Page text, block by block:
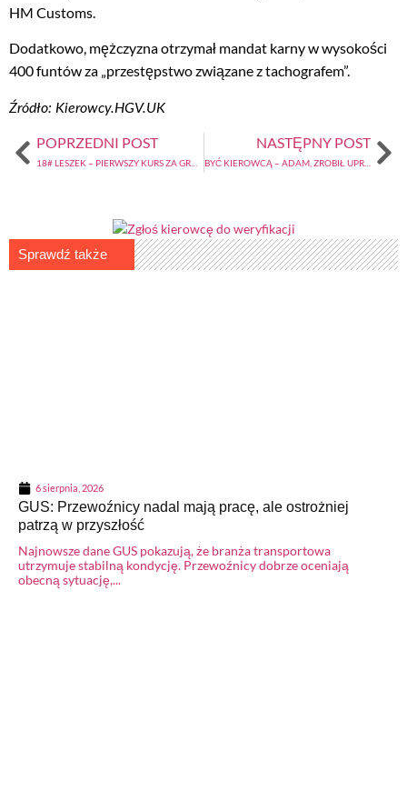
HM Customs.
Dodatkowo, mężczyzna otrzymał mandat karny w wysokości
400 funtów za „przestępstwo związane z tachografem”.
Źródło: Kierowcy.HGV.UK
POPRZEDNI POST NASTĘPNY POST
BYĆ KIEROWCĄ – ADAM, ZROBIŁ UPRAWNIENIA, GDY SKOŃCZYŁ 18 LAT (2)
Sprawdź także
6 sierpnia, 2026
GUS: Przewoźnicy nadal mają pracę, ale ostrożniej
patrzą w przyszłość
Najnowsze dane GUS pokazują, że branża transportowa
utrzymuje stabilną kondycję. Przewoźnicy dobrze oceniają
obecną sytuację,...